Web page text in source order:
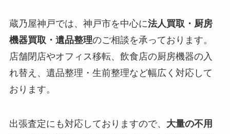
蔵乃屋神戸では、神戸市を中心に法人買取・厨房
機器買取・遺品整理のご相談を承っております。
店舗閉店やオフィス移転、飲食店の厨房機器の入
れ替え、遺品整理・生前整理など幅広く対応して
おります。
出張査定にも対応しておりますので、 大量の不用